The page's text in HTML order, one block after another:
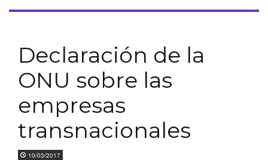
Declaración de la
ONU sobre las
empresas
transnacionales
10/03/2017